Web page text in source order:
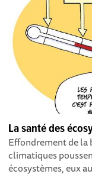
La santé des
Effondrement de
climatiques
écosystèmes, eux